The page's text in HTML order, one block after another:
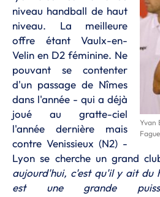
Yvan
niveau handball de haut
niveau. La meilleure
offre étant Vaulx-en-
Velin en D2 féminine. Ne
pouvant se contenter
d'un passage de Nîmes
dans l'année - qui a déjà
joué au gratte-ciel
l'année dernière mais
contre Venissieux (N2) -
Lyon se cherche un grand
aujourd'hui, c'est qu'il y ait du
est une grande